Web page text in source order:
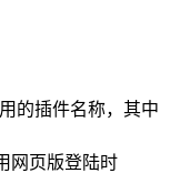
的插件名称，其中
网页版登陆时